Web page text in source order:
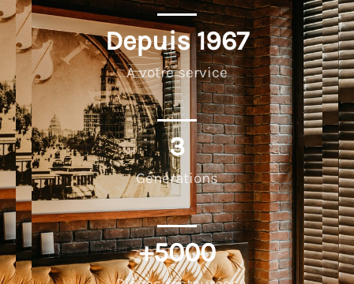
A votre service
Depuis 1967
Générations
3
+5000